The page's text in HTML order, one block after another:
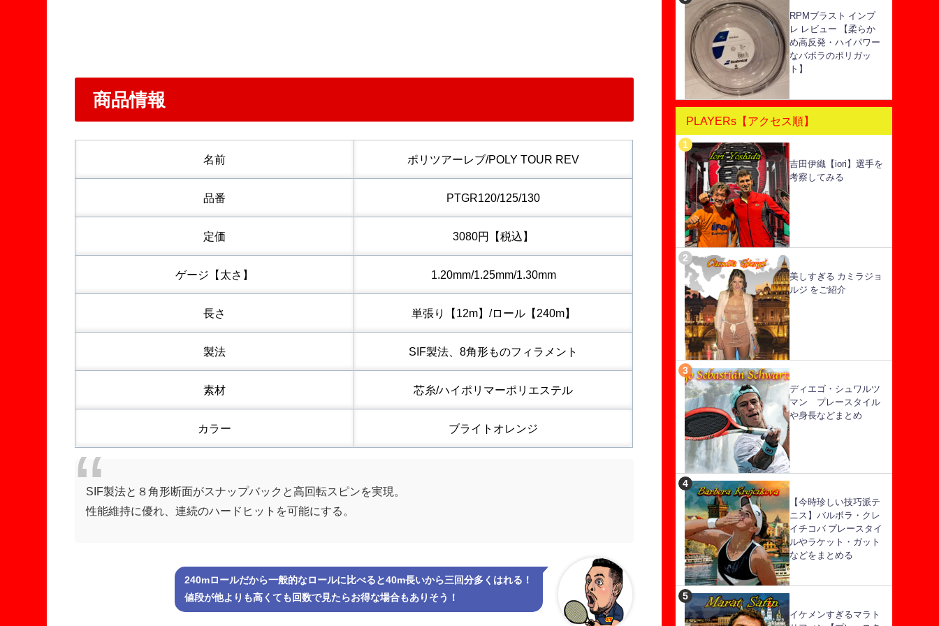
商品情報
名前 ポリツアーレブ/POLY TOUR REV
品番 PTGR120/125/130
定価 3080円【税込】
ゲージ【太さ】 1.20mm/1.25mm/1.30mm
長さ 単張り【12m】/ロール【240m】
製法 SIF製法、8角形ものフィラメント
素材 芯糸/ハイポリマーポリエステル
カラー ブライトオレンジ
SIF製法と８角形断面がスナップバックと高回転スピンを実現。
性能維持に優れ、連続のハードヒットを可能にする。
240mロールだから一般的なロールに比べると40m長いから三回分多くはれる！
値段が他よりも高くても回数で見たらお得な場合もありそう！
RPMブラスト インプ
レ レビュー 【柔らか
め高反発・ハイパワー
なバボラのポリガッ
ト】
PLAYERs【アクセス順】
吉田伊織【iori】選手を
考察してみる
美しすぎる カミラジョ
ルジ をご紹介
ディエゴ・シュワルツ
マン プレースタイル
や身長などまとめ
【今時珍しい技巧派テ
ニス】バルボラ・クレ
イチコバ プレースタイ
ルやラケット・ガット
などをまとめる
イケメンすぎるマラト